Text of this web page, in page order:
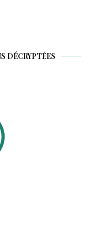
DÉCRYPTÉES